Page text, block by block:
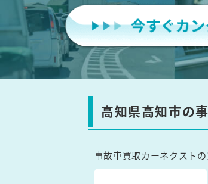
高知県高知市の
事故車買取カーネクスト